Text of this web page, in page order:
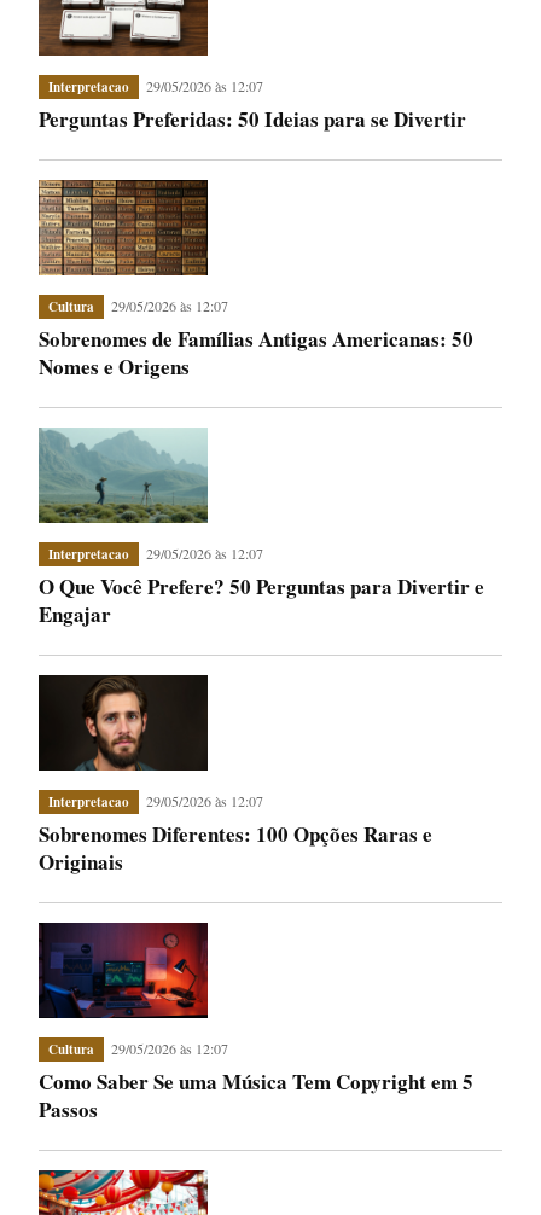
Interpretacao 29/05/2026 às 12:07
Perguntas Preferidas: 50 Ideias para se Divertir
Cultura 29/05/2026 às 12:07
Sobrenomes de Famílias Antigas Americanas: 50
Nomes e Origens
Interpretacao 29/05/2026 às 12:07
O Que Você Prefere? 50 Perguntas para Divertir e
Engajar
Interpretacao 29/05/2026 às 12:07
Sobrenomes Diferentes: 100 Opções Raras e
Originais
Cultura 29/05/2026 às 12:07
Como Saber Se uma Música Tem Copyright em 5
Passos